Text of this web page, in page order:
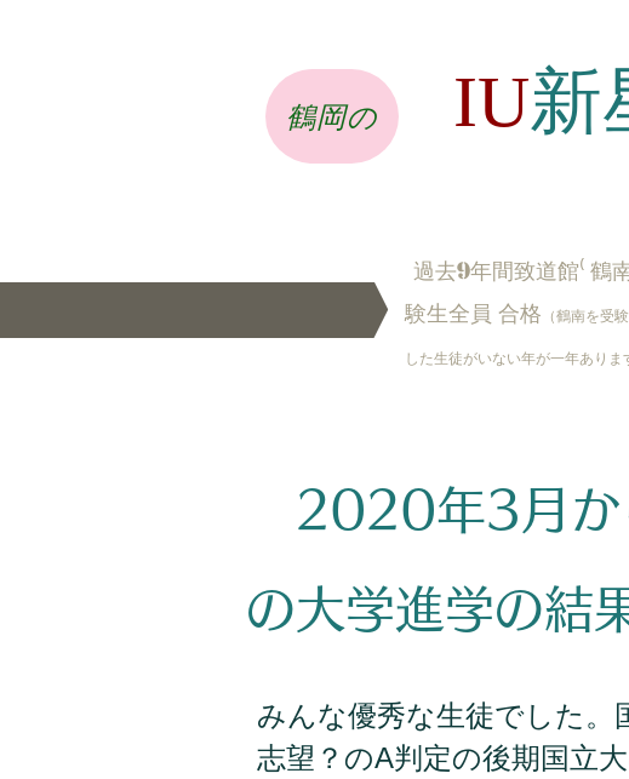
鶴岡の IU新
過去9年間致道館⁽ 鶴
験生全員 合格 （鶴南を受験
した生徒がいない年が一年ありま
2020年3月か
の大学進学の結
みんな優秀な生徒でした。
志望？のA判定の後期国立